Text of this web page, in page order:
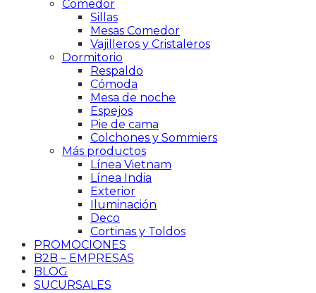
Comedor
Sillas
Mesas Comedor
Vajilleros y Cristaleros
Dormitorio
Respaldo
Cómoda
Mesa de noche
Espejos
Pie de cama
Colchones y Sommiers
Más productos
Línea Vietnam
Línea India
Exterior
Iluminación
Deco
Cortinas y Toldos
PROMOCIONES
B2B – EMPRESAS
BLOG
SUCURSALES